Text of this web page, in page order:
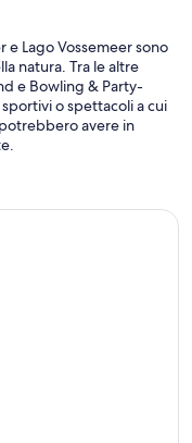
e Lago Vossemeer sono
natura. Tra le altre
e Bowling & Party-
o spettacoli a cui
avere in